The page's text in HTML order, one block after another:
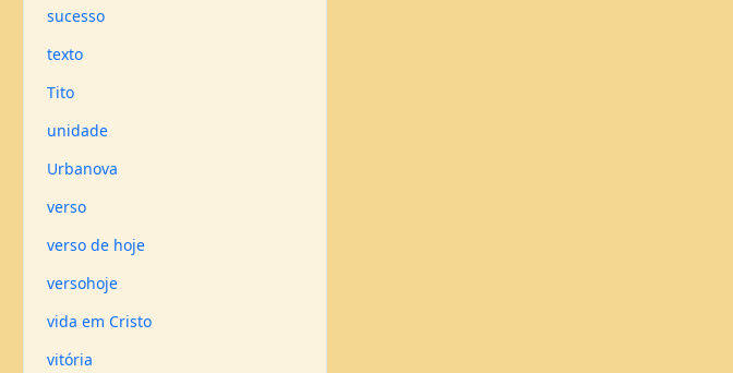
sucesso
texto
Tito
unidade
Urbanova
verso
verso de hoje
versohoje
vida em Cristo
vitória